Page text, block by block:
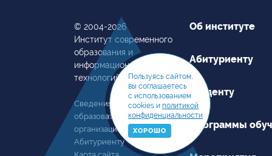
Об институте
Абитуриенту
Студенту
Программы
© 2004-2026
Институт современного
образования и
информационных
технологий
Сведения об
образовательной
организации
Абитуриенту
Пользуясь сайтом,
вы соглашаетесь
с использованием
cookies и политикой
конфиденциальности
ХОРОШО